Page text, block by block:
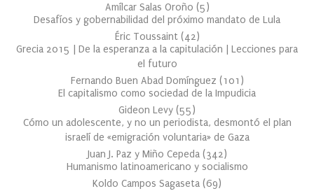
Amílcar Salas Oroño (5)
Desafíos y gobernabilidad del próximo mandato de Lula
Éric Toussaint (42)
Grecia 2015 | De la esperanza a la capitulación | Lecciones para
el futuro
Fernando Buen Abad Domínguez (101 )
El capitalismo como sociedad de la Impudicia
Gideon Levy (55)
Cómo un adolescente, y no un periodista, desmontó el plan
israelí de «emigración voluntaria» de Gaza
Juan J. Paz y Miño Cepeda (342)
Humanismo latinoamericano y socialismo
Koldo Campos Sagaseta (69)